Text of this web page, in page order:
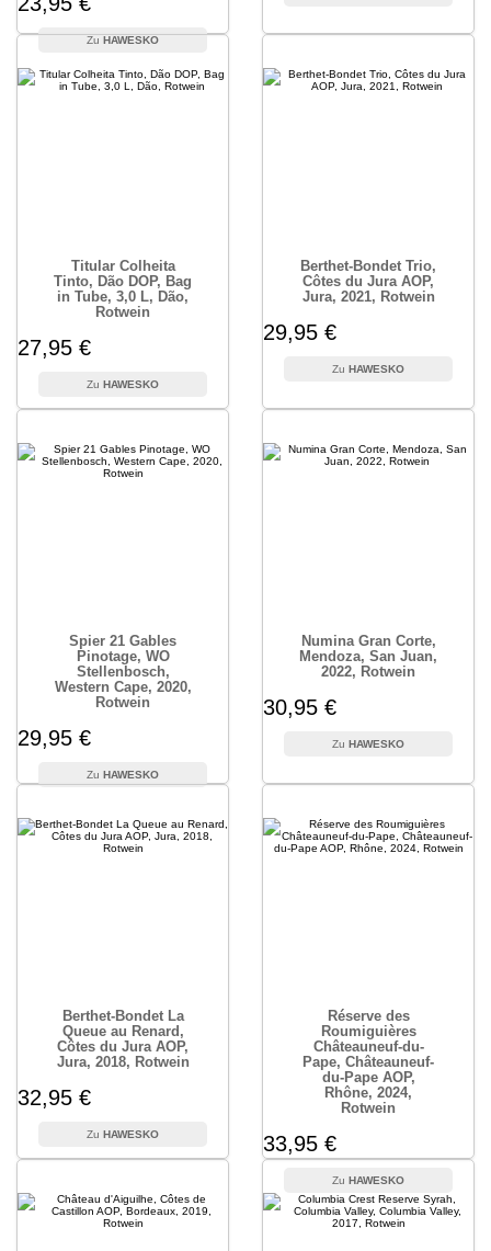
HAWESKO
Titular Colheita
Tinto, Dão DOP, Bag
in Tube, 3,0 L, Dão,
Rotwein
27,95 €
HAWESKO
Berthet-Bondet Trio,
Côtes du Jura AOP,
Jura, 2021, Rotwein
29,95 €
HAWESKO
Spier 21 Gables
Pinotage, WO
Stellenbosch,
Western Cape, 2020,
Rotwein
29,95 €
HAWESKO
Numina Gran Corte,
Mendoza, San Juan,
2022, Rotwein
30,95 €
HAWESKO
Berthet-Bondet La
Queue au Renard,
Côtes du Jura AOP,
Jura, 2018, Rotwein
32,95 €
HAWESKO
Réserve des
Roumiguières
Châteauneuf-du-
Pape, Châteauneuf-
du-Pape AOP,
Rhône, 2024,
Rotwein
33,95 €
HAWESKO